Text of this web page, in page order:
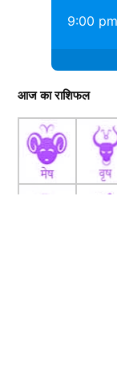
9:00 pm
आज का राशिफल